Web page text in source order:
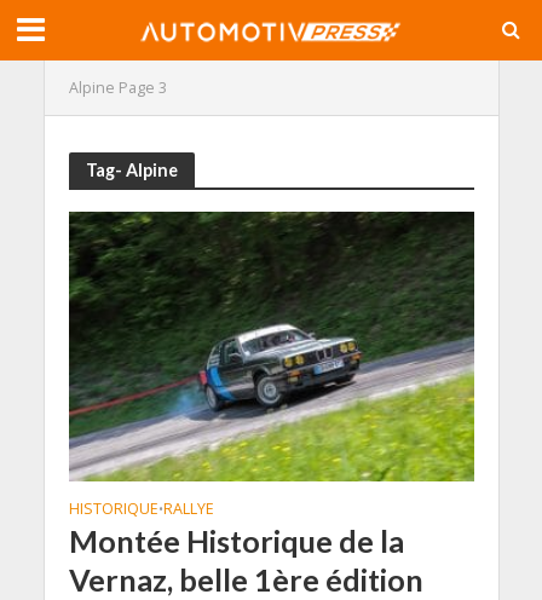
Alpine Page 3
Tag- Alpine
HISTORIQUE•RALLYE
Montée Historique de la
Vernaz, belle 1ère édition